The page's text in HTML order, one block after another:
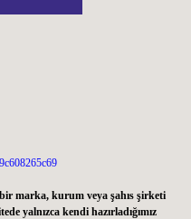
marka, kurum veya şahıs şirketi
yalnızca kendi hazırladığımız